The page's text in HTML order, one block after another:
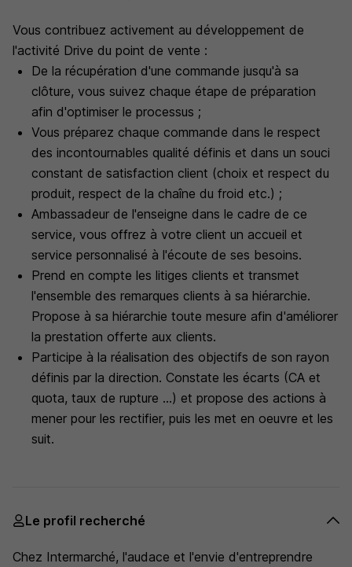
Vous contribuez activement au développement de
l'activité Drive du point de vente :
De la récupération d'une commande jusqu'à sa
clôture, vous suivez chaque étape de préparation
afin d'optimiser le processus ;
Vous préparez chaque commande dans le respect
des incontournables qualité définis et dans un souci
constant de satisfaction client (choix et respect du
produit, respect de la chaîne du froid etc.) ;
Ambassadeur de l'enseigne dans le cadre de ce
service, vous offrez à votre client un accueil et
service personnalisé à l'écoute de ses besoins.
Prend en compte les litiges clients et transmet
l'ensemble des remarques clients à sa hiérarchie.
Propose à sa hiérarchie toute mesure afin d'améliorer
la prestation offerte aux clients.
Participe à la réalisation des objectifs de son rayon
définis par la direction. Constate les écarts (CA et
quota, taux de rupture ...) et propose des actions à
mener pour les rectifier, puis les met en oeuvre et les
suit.
Le profil recherché
Chez Intermarché, l'audace et l'envie d'entreprendre